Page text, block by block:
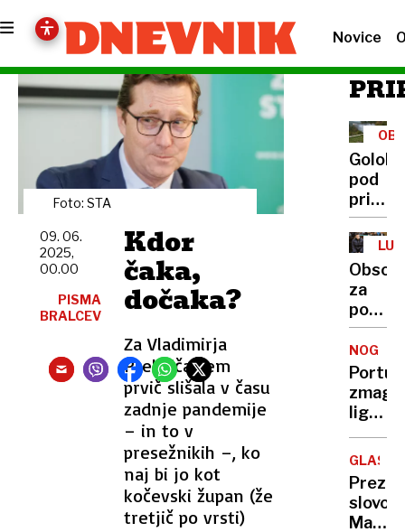
Novice
Foto: STA
Kdor
čaka,
dočaka?
Za Vladimirja
Prebiliča sem
prvič slišala v času
zadnje pandemije
– in to v
presežnikih –, ko
naj bi jo kot
kočevski župan (že
tretjič po vrsti)
09. 06.
2025,
00.00
PISMA
BRALCEV
pod
Bruslja
in
Nata
za
umora
in
lige
po
slovo
Matije